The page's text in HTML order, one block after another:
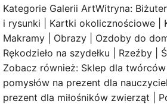
Kategorie Galerii ArtWitryna:
i rysunki | Kartki okolicznościowe |
Makramy | Obrazy | Ozdoby do
Rękodzieło na szydełku | Rzeźby |
Zobacz również: Sklep dla twórców
pomysłów na prezent dla
prezent dla miłośników zwierząt |